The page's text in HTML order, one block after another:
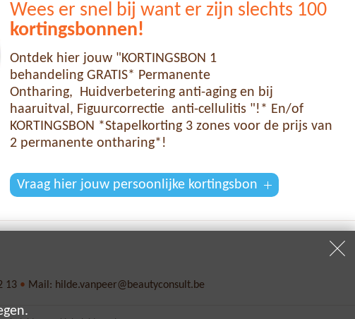
Wees er snel bij want er zijn slechts 100
kortingsbonnen!
Ontdek hier jouw "KORTINGSBON 1
behandeling GRATIS* Permanente
Ontharing, Huidverbetering anti-aging en bij
haaruitval, Figuurcorrectie anti-cellulitis "!* En/of
KORTINGSBON *Stapelkorting 3 zones voor de prijs van
2 permanente ontharing*!
Vraag hier jouw persoonlijke kortingsbon
13 • Mail: hilde.vanpeer@beautyconsult.be